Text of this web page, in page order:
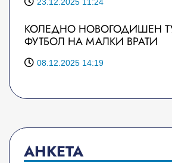
23.12.2025 11:24
КОЛЕДНО НОВОГОДИШЕН
ФУТБОЛ НА МАЛКИ ВРАТИ
08.12.2025 14:19
АНКЕТА